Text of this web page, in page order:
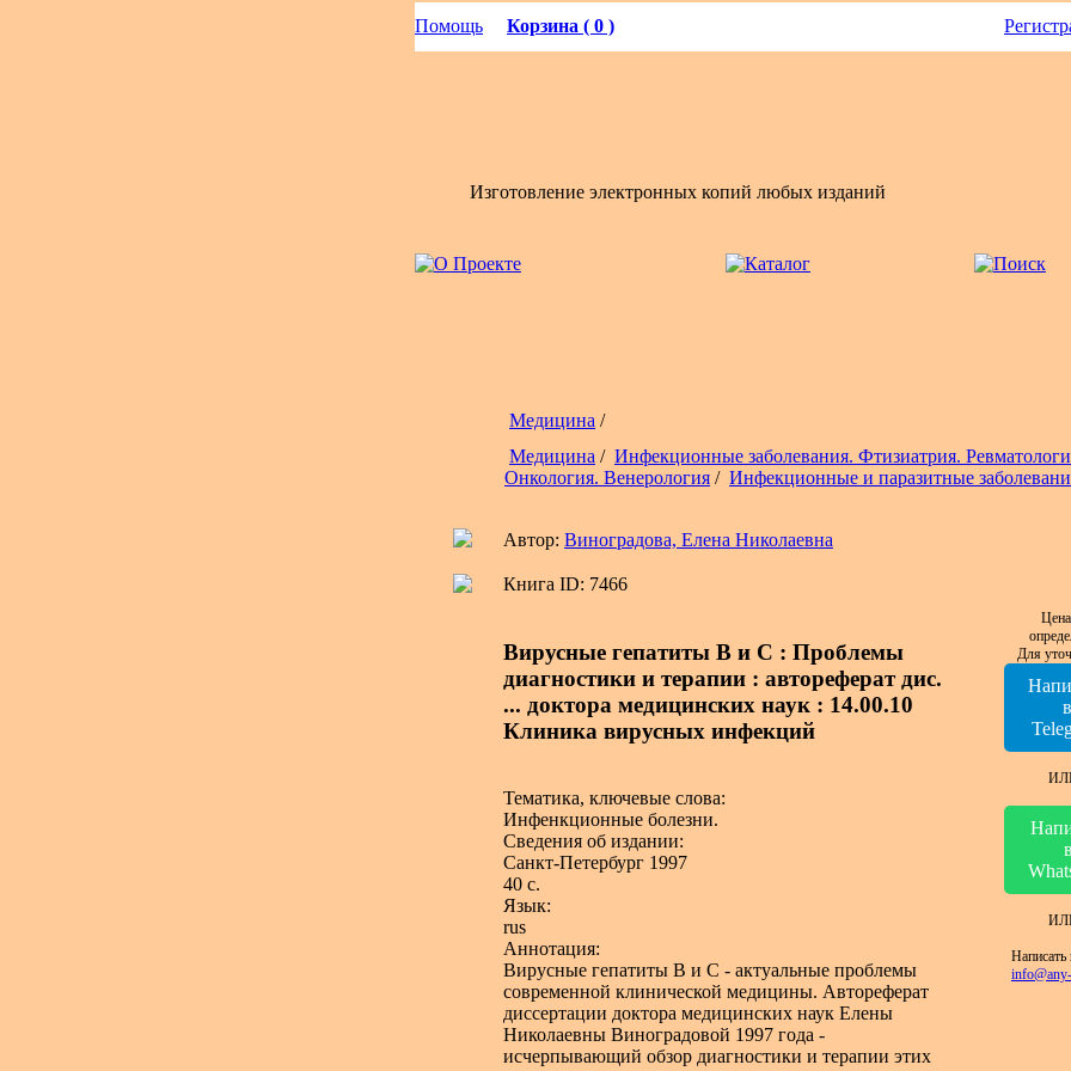
Помощь Корзина ( 0 )
Изготовление электронных копий любых изданий
Медицина /
Медицина / Инфекционные заболевания. Фтизиатрия.
Онкология. Венерология / Инфекционные и паразитные
Автор: Виноградова, Елена Николаевна
Книга ID: 7466
Вирусные гепатиты В и С : Проблемы
диагностики и терапии : автореферат дис.
... доктора медицинских наук : 14.00.10
Клиника вирусных инфекций
Тематика, ключевые слова:
Инфенкционные болезни.
Сведения об издании:
Санкт-Петербург 1997
40 с.
Язык:
rus
Аннотация:
Вирусные гепатиты В и С - актуальные проблемы
современной клинической медицины. Автореферат
диссертации доктора медицинских наук Елены
Николаевны Виноградовой 1997 года -
исчерпывающий обзор диагностики и терапии этих
Для
в
в
Написать